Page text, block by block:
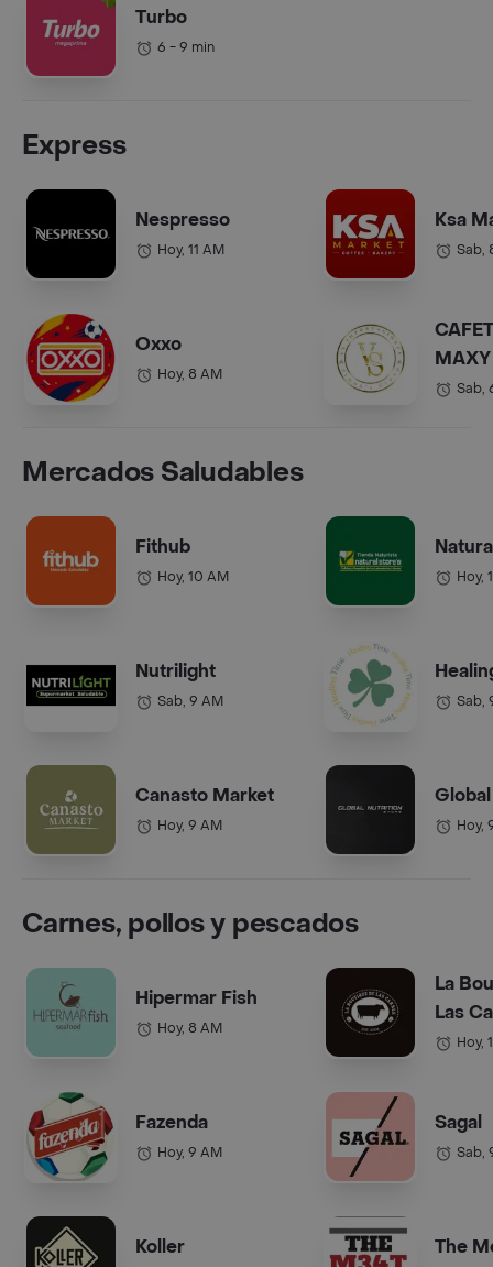
Turbo
6 - 9 min
Express
Nespresso
Hoy, 11 AM
Oxxo
Hoy, 8 AM
Ksa
Sab,
COL.).
Sab,
Mercados Saludables
Fithub
Hoy, 10 AM
Nutrilight
Sab, 9 AM
Canasto Market
Hoy, 9 AM
Hoy,
Sab,
Hoy,
Carnes, pollos y pescados
Hipermar Fish
Hoy, 8 AM
Fazenda
Hoy, 9 AM
Koller
La
Las
Hoy,
Sagal
Sab,
The